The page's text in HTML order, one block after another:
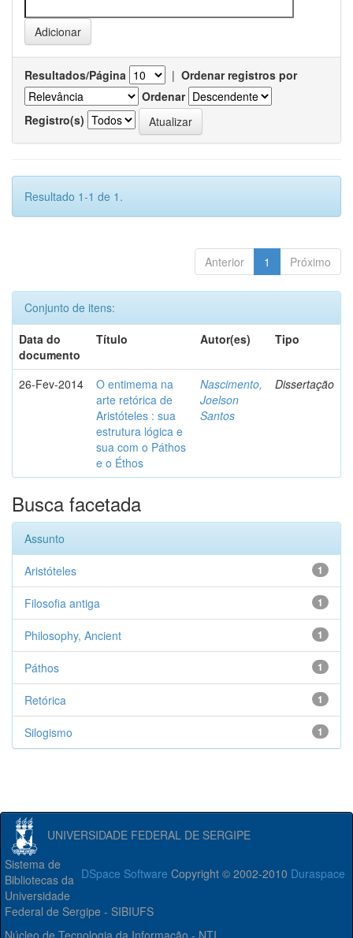
Resultados/Página | Ordenar registros por
Ordenar
Registro(s)
Resultado 1-1 de 1.
Anterior 1 Próximo
Conjunto de itens:
Data do
documento
Título Autor(es) Tipo
26-Fev-2014
O entimema na
arte retórica de
Aristóteles : sua
estrutura lógica e
sua com o Páthos
e o Éthos
Nascimento,
Joelson
Santos
Dissertação
Busca facetada
Assunto
1
Aristóteles
1
Filosofia antiga
1
Philosophy, Ancient
1
Páthos
1
Retórica
1
Silogismo
UNIVERSIDADE FEDERAL DE SERGIPE
DSpace Software Copyright © 2002-2010 Duraspace
Sistema de
Bibliotecas da
Universidade
Federal de Sergipe - SIBIUFS
Núcleo de Tecnologia da Informação - NTI